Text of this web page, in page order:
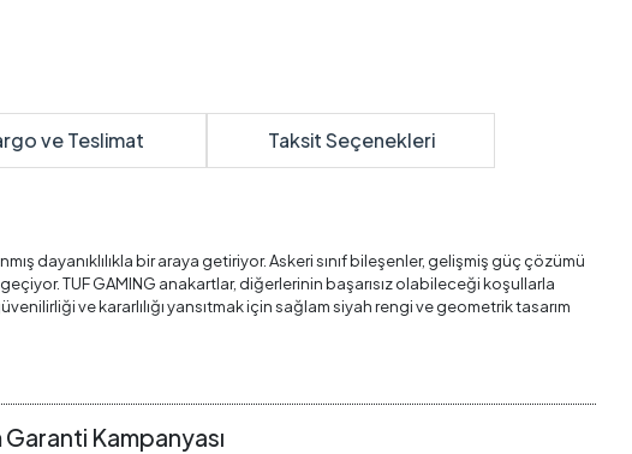
ve Teslimat Taksit Seçenekleri
dayanıklılıkla bir araya getiriyor. Askeri sınıf bileşenler, gelişmiş güç çözümü
TUF GAMING anakartlar, diğerlerinin başarısız olabileceği koşullarla
ve kararlılığı yansıtmak için sağlam siyah rengi ve geometrik tasarım
Kampanyası